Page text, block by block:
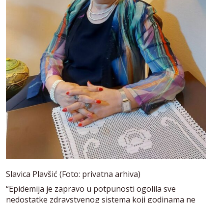
Slavica Plavšić (Foto: privatna arhiva)
“Epidemija je zapravo u potpunosti ogolila sve
nedostatke zdravstvenog sistema koji godinama ne